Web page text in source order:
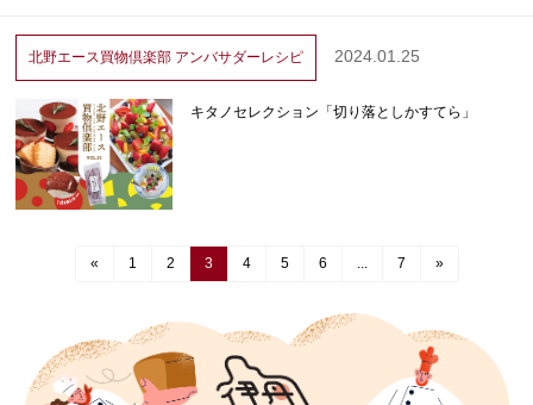
北野エース買物倶楽部 アンバサダーレシピ 2024.01.25
キタノセレクション「切り落としかすてら」
« 1 2 3 4 5 6 ... 7 »